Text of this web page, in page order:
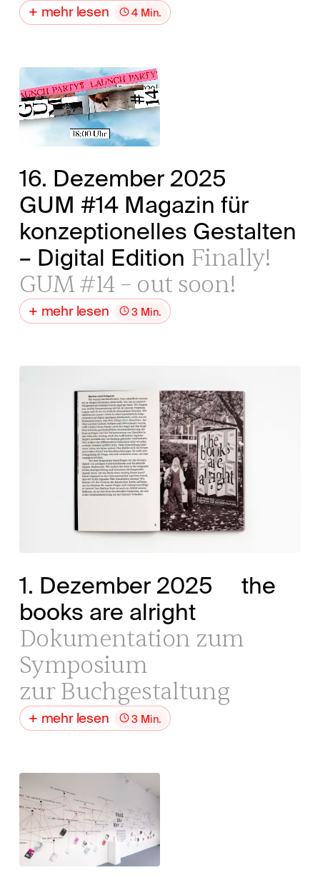
mehr lesen 4 Min.
16. Dezember 2025
GUM #14 Magazin für
konzeptionelles Gestalten
– Digital Edition Finally!
GUM #14 – out soon!
mehr lesen 3 Min.
1. Dezember 2025
the
books are alright
Dokumentation zum
Symposium
zur Buchgestaltung
mehr lesen 3 Min.